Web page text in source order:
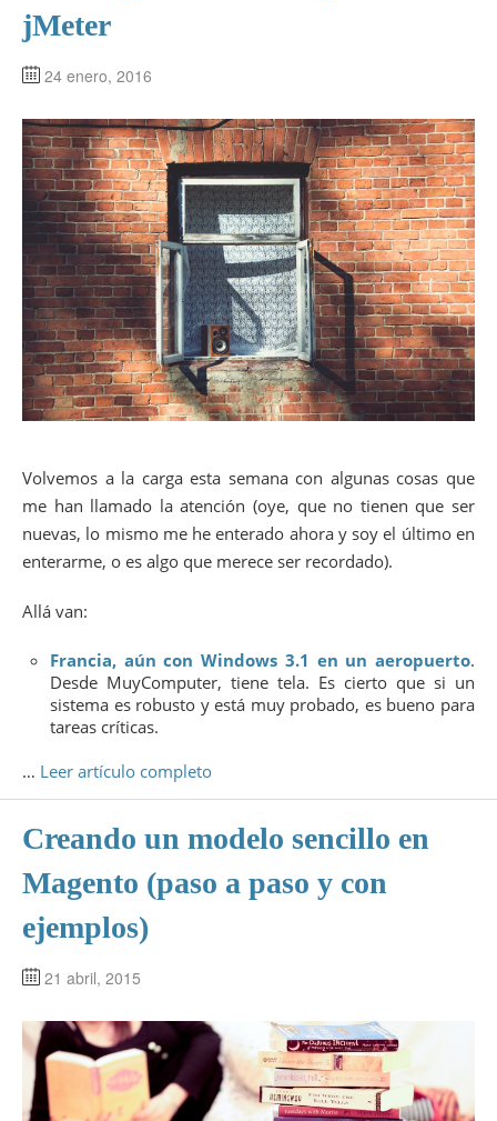
jMeter
24 enero, 2016
Volvemos a la carga esta semana con algunas cosas que
me han llamado la atención (oye, que no tienen que ser
nuevas, lo mismo me he enterado ahora y soy el último en
enterarme, o es algo que merece ser recordado).
Allá van:
Francia, aún con Windows 3.1 en un aeropuerto.
Desde MuyComputer, tiene tela. Es cierto que si un
sistema es robusto y está muy probado, es bueno para
tareas críticas.
… Leer artículo completo
Creando un modelo sencillo en
Magento (paso a paso y con
ejemplos)
21 abril, 2015